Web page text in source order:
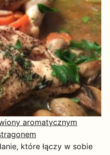
aromatycznym
które łączy w sobie